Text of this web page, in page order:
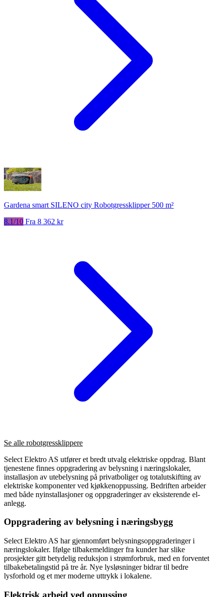
Gardena smart SILENO city Robotgressklipper 500 m²
8.1/10 Fra 8 362 kr
Se alle robotgressklippere
Select Elektro AS utfører et bredt utvalg elektriske oppdrag. Blant
tjenestene finnes oppgradering av belysning i næringslokaler,
installasjon av utebelysning på privatboliger og totalutskifting av
elektriske komponenter ved kjøkkenoppussing. Bedriften arbeider
med både nyinstallasjoner og oppgraderinger av eksisterende el-
anlegg.
Oppgradering av belysning i næringsbygg
Select Elektro AS har gjennomført belysningsoppgraderinger i
næringslokaler. Ifølge tilbakemeldinger fra kunder har slike
prosjekter gitt betydelig reduksjon i strømforbruk, med en forventet
tilbakebetalingstid på tre år. Nye lysløsninger bidrar til bedre
lysforhold og et mer moderne uttrykk i lokalene.
Elektrisk arbeid ved oppussing